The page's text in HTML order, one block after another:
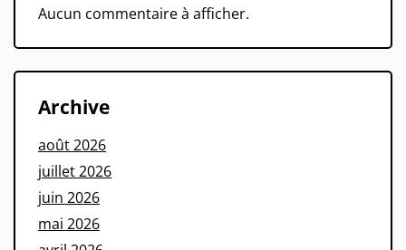
Aucun commentaire à afficher.
Archive
août 2026
juillet 2026
juin 2026
mai 2026